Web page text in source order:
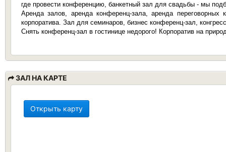
где провести конференцию, банкетный зал для свадьбы - мы
Аренда залов, аренда конференц-зала, аренда
корпоратива. Зал для семинаров, бизнес конференц-зал,
Снять конференц-зал в гостинице недорого! Корпоратив на
ЗАЛ НА КАРТЕ
Открыть карту